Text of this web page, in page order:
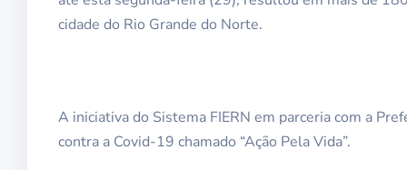
cidade do Rio Grande do Norte.
A iniciativa do Sistema FIERN em parceria com a
contra a Covid-19 chamado “Ação Pela Vida”.